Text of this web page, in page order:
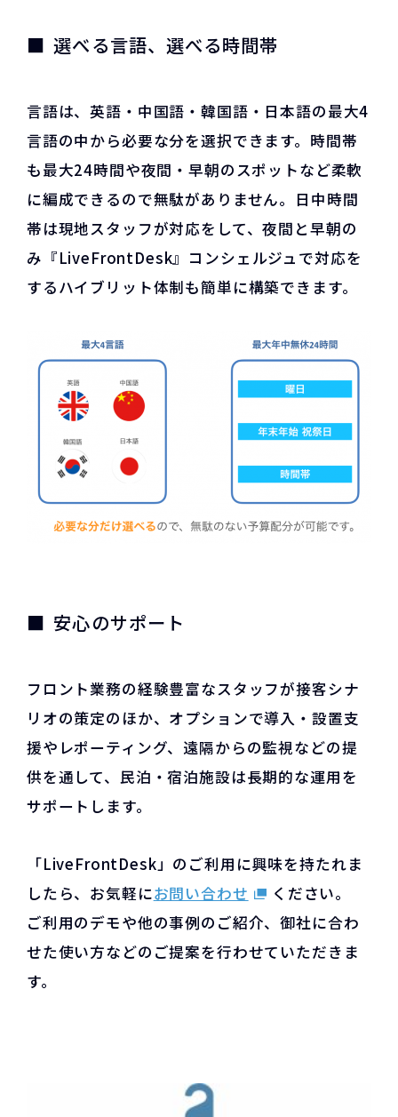
選べる言語、選べる時間帯
言語は、英語・中国語・韓国語・日本語の最大4
言語の中から必要な分を選択できます。時間帯
も最大24時間や夜間・早朝のスポットなど柔軟
に編成できるので無駄がありません。日中時間
帯は現地スタッフが対応をして、夜間と早朝の
み​『LiveFrontDesk』コンシェルジュで対応を
するハイブリット体制も簡単に構築できます。
安心のサポート
フロント業務の経験豊富なスタッフが接客シナ
リオの策定のほか、オプションで導入・設置支
援やレポーティング、遠隔からの監視などの提
供を通して、民泊・宿泊施設は長期的な運用を
サポートします。
「LiveFrontDesk」のご利用に興味を持たれま
したら、お気軽にお問い合わせ
ください。
ご利用のデモや他の事例のご紹介、御社に合わ
せた使い方などのご提案を行わせていただきま
す。